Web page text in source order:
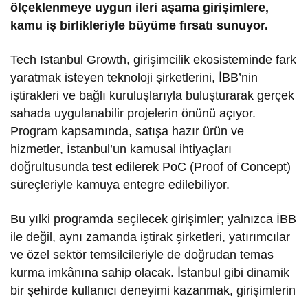
ölçeklenmeye uygun ileri aşama girişimlere,
kamu iş birlikleriyle büyüme fırsatı sunuyor.
Tech Istanbul Growth, girişimcilik ekosisteminde fark
yaratmak isteyen teknoloji şirketlerini, İBB’nin
iştirakleri ve bağlı kuruluşlarıyla buluşturarak gerçek
sahada uygulanabilir projelerin önünü açıyor.
Program kapsamında, satışa hazır ürün ve
hizmetler, İstanbul’un kamusal ihtiyaçları
doğrultusunda test edilerek PoC (Proof of Concept)
süreçleriyle kamuya entegre edilebiliyor.
Bu yılki programda seçilecek girişimler; yalnızca İBB
ile değil, aynı zamanda iştirak şirketleri, yatırımcılar
ve özel sektör temsilcileriyle de doğrudan temas
kurma imkânına sahip olacak. İstanbul gibi dinamik
bir şehirde kullanıcı deneyimi kazanmak, girişimlerin